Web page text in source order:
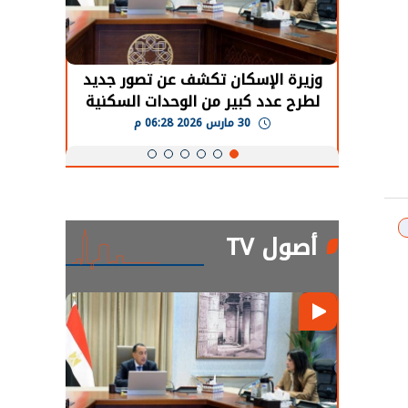
وزيرة الإسكان تكشف عن تصور جديد
لطرح عدد كبير من الوحدات السكنية
بنظام الإيجار
أصول TV